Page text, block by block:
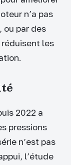
n’a pas
ou par des
les
2022 a
pressions
n’est pas
l’étude